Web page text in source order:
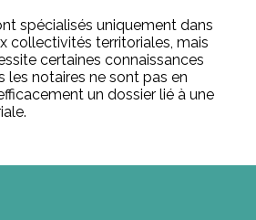
spécialisés uniquement dans
collectivités territoriales, mais
certaines connaissances
les notaires ne sont pas en
un dossier lié à une